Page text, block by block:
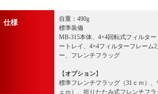
仕様
自重：490g
標準装備
MB-315本体、4×4回転式フィルタ
ートレイ、4×4フィルターフレーム
ー、フレンチフラッグ
【 オプション】
標準フレンチフラッグ（31ｃｍ）
ｃｍ）、折りたたみ式フレンチフ